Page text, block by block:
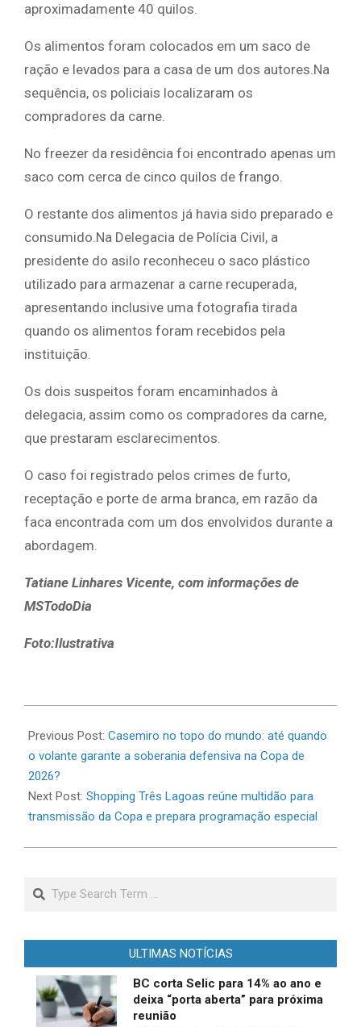
aproximadamente 40 quilos.
Os alimentos foram colocados em um saco de
ração e levados para a casa de um dos autores.Na
sequência, os policiais localizaram os
compradores da carne.
No freezer da residência foi encontrado apenas um
saco com cerca de cinco quilos de frango.
O restante dos alimentos já havia sido preparado e
consumido.Na Delegacia de Polícia Civil, a
presidente do asilo reconheceu o saco plástico
utilizado para armazenar a carne recuperada,
apresentando inclusive uma fotografia tirada
quando os alimentos foram recebidos pela
instituição.
Os dois suspeitos foram encaminhados à
delegacia, assim como os compradores da carne,
que prestaram esclarecimentos.
O caso foi registrado pelos crimes de furto,
receptação e porte de arma branca, em razão da
faca encontrada com um dos envolvidos durante a
abordagem.
Tatiane Linhares Vicente, com informações de
MSTodoDia
Foto:Ilustrativa
07-
03
Previous Post: Casemiro no topo do mundo: até quando
o volante garante a soberania defensiva na Copa de
2026?
Next Post: Shopping Três Lagoas reúne multidão para
transmissão da Copa e prepara programação especial
Search
ULTIMAS NOTÍCIAS
BC corta Selic para 14% ao ano e
deixa “porta aberta” para próxima
reunião